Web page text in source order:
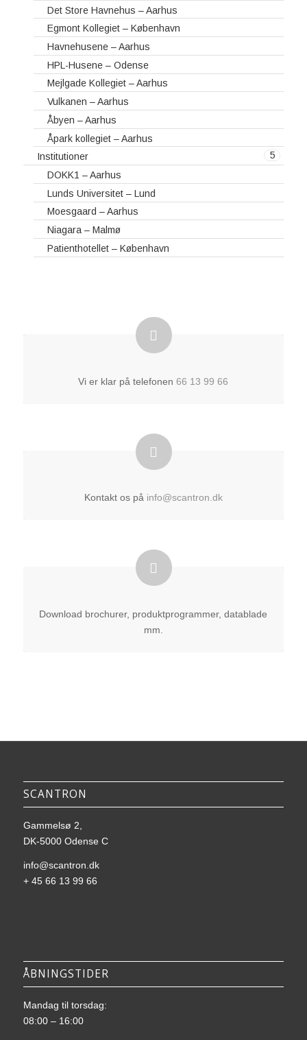
Det Store Havnehus – Aarhus
Egmont Kollegiet – København
Havnehusene – Aarhus
HPL-Husene – Odense
Mejlgade Kollegiet – Aarhus
Vulkanen – Aarhus
Åbyen – Aarhus
Åpark kollegiet – Aarhus
5
Institutioner
DOKK1 – Aarhus
Lunds Universitet – Lund
Moesgaard – Aarhus
Niagara – Malmø
Patienthotellet – København
Vi er klar på telefonen66 13 99 66
Kontakt os på info@scantron.dk
Download brochurer, produktprogrammer, datablade
mm.
SCANTRON
Gammelsø 2,
DK-5000 Odense C
info@scantron.dk
+ 45 66 13 99 66
ÅBNINGSTIDER
Mandag til torsdag:
08:00 – 16:00